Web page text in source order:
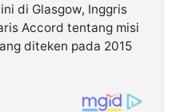
di Glasgow, Inggris
Accord tentang misi
diteken pada 2015